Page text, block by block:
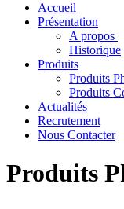
Accueil
Présentation
A propos
Historique
Produits
Produits
Produits
Actualités
Recrutement
Nous Contacter
Produits